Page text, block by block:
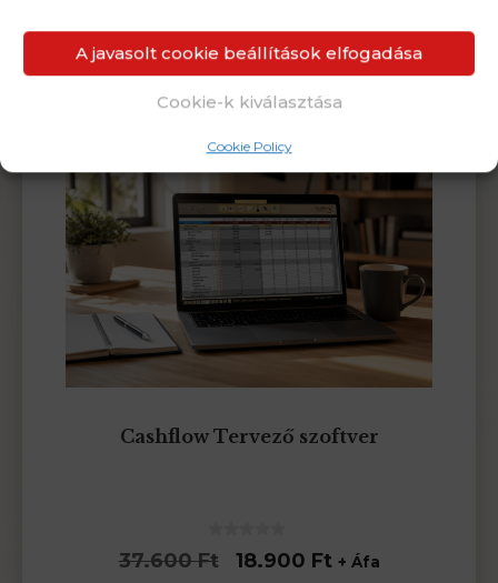
A javasolt cookie beállítások elfogadása
Cookie-k kiválasztása
Cookie Policy
Nézd meg, mibe kezdtek bele
a legtöbben
Cashflow Tervező szoftver
0
az
37.600Ft
Original
18.900 FtCurrent
+ Áfa